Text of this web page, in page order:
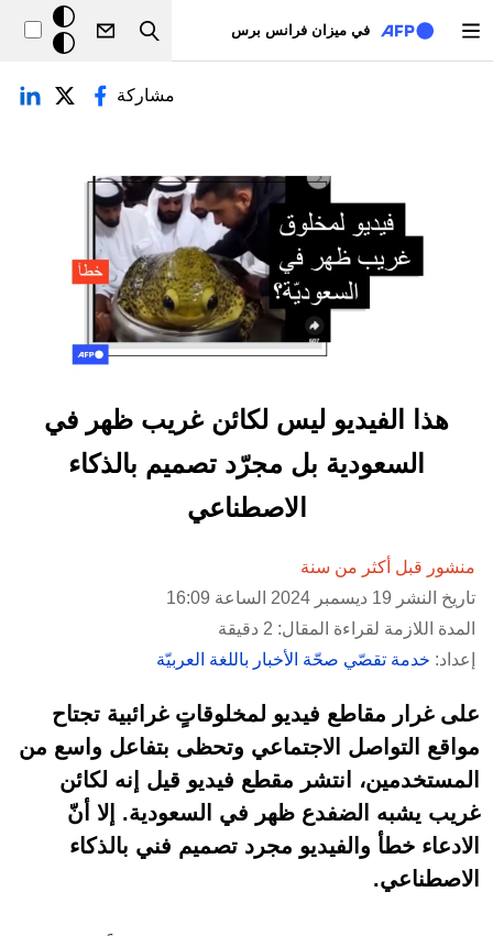
في ميزان فرانس برس
Search
خلفيّة
داكنة
التبويبات الأساسية
مشاركة
هذا الفيديو ليس لكائن غريب ظهر في
السعودية بل مجرّد تصميم بالذكاء
الاصطناعي
منشور قبل أكثر من سنة
تاريخ النشر 19 ديسمبر 2024 الساعة 16:09
المدة اللازمة لقراءة المقال: 2 دقيقة
إعداد: خدمة تقصّي صحّة الأخبار باللغة العربيّة
على غرار مقاطع فيديو لمخلوقاتٍ غرائبية تجتاح
مواقع التواصل الاجتماعي وتحظى بتفاعل واسع من
المستخدمين، انتشر مقطع فيديو قيل إنه لكائن
غريب يشبه الضفدع ظهر في السعودية. إلا أنّ
الادعاء خطأ والفيديو مجرد تصميم فني بالذكاء
الاصطناعي.